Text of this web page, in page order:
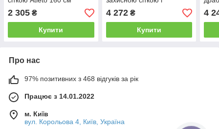
кімнати будинку квартири
вулиці
2 305 ₴
Купити
драбинкою 252 см Atleto
синій для дому дачі вулиці
4 272₴
Купити
4
Про нас
97% позитивних з 468 відгуків за рік
Працює з 14.01.2022
м. Київ
вул. Корольова 4, Київ, Україна